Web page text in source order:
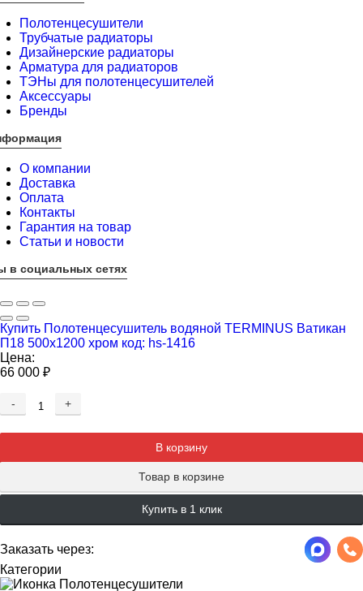
Полотенцесушители
Трубчатые радиаторы
Дизайнерские радиаторы
Арматура для радиаторов
ТЭНы для полотенцесушителей
Аксессуары
Бренды
О компании
Доставка
Оплата
Контакты
Гарантия на товар
Статьи и новости
в социальных сетях
Купить Полотенцесушитель водяной TERMINUS Ватикан
П18 500х1200 хром код: hs-1416
Цена:
66 000 ₽
-
+
В корзину
Товар в корзине
Купить в 1 клик
Заказать через:
Категории